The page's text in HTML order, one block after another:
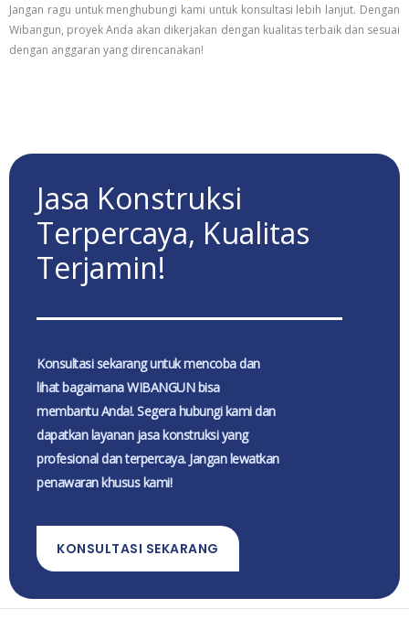
Jangan ragu untuk menghubungi kami untuk konsultasi lebih lanjut. Dengan
Wibangun, proyek Anda akan dikerjakan dengan kualitas terbaik dan sesuai
dengan anggaran yang direncanakan!
Jasa Konstruksi
Terpercaya, Kualitas
Terjamin!
Konsultasi sekarang untuk mencoba dan
lihat bagaimana WIBANGUN bisa
membantu Anda!. Segera hubungi kami dan
dapatkan layanan jasa konstruksi yang
profesional dan terpercaya. Jangan lewatkan
penawaran khusus kami!
KONSULTASI SEKARANG